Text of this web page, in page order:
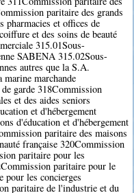
paritaire des grands
pharmacies et offices de
et des soins de beauté
315.01Sous-
SABENA 315.02Sous-
autres que la S.A.
marchande
garde 318Commission
et des aides seniors
et d'hébergement
d'éducation et d'hébergement
paritaire des maisons
française 320Commission
paritaire pour les
paritaire pour le
les concierges
paritaire de l'industrie et du